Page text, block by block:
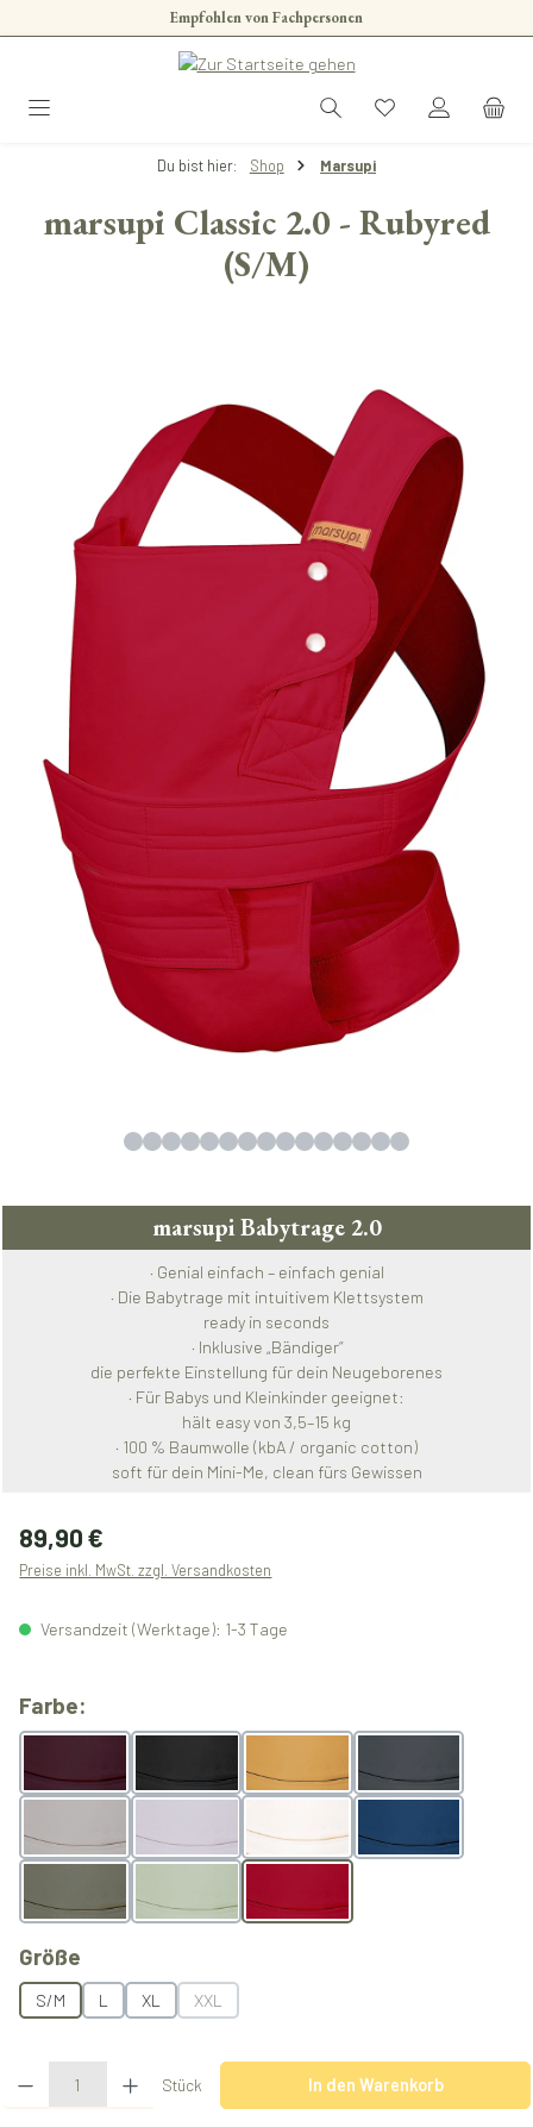
Zum Hauptinhalt springenEmpfohlen von Fachpersonen
Du bist hier: Shop Marsupi
marsupi Classic 2.0 - Rubyred
(S/M)
marsupi Babytrage 2.0
· Genial einfach – einfach genial
· Die Babytrage mit intuitivem Klettsystem
ready in seconds
· Inklusive „Bändiger“
die perfekte Einstellung für dein Neugeborenes
· Für Babys und Kleinkinder geeignet:
hält easy von 3,5–15 kg
· 100 % Baumwolle (kbA / organic cotton)
soft für dein Mini-Me, clean fürs Gewissen
Regulärer Preis:
89,90 €
Preise inkl. MwSt. zzgl. Versandkosten
Versandzeit (Werktage): 1-3 Tage
Farbe:
Berry Black Butterscotch Grey
Light Grey Natur Ocean
Olive Pistachio Rubyred
Größe
S/M L XL XXL
(Diese Option ist zurzeit nicht verfügbar.)
Produkt Anzahl: Gib den gewünschten Wert ein oder benutze die
Stück In den Warenkorb